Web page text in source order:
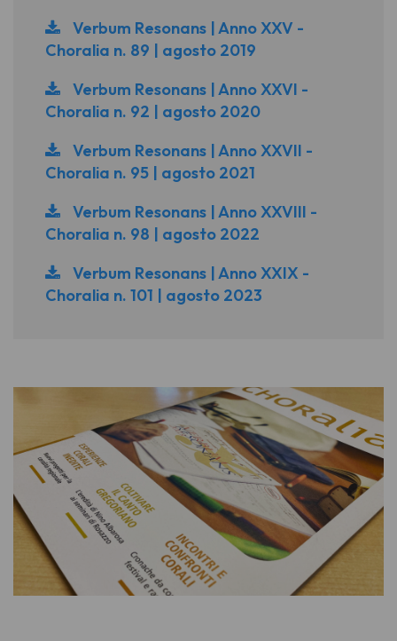
Verbum Resonans | Anno XXV -
Choralia n. 89 | agosto 2019
Verbum Resonans | Anno XXVI -
Choralia n. 92 | agosto 2020
Verbum Resonans | Anno XXVII -
Choralia n. 95 | agosto 2021
Verbum Resonans | Anno XXVIII -
Choralia n. 98 | agosto 2022
Verbum Resonans | Anno XXIX -
Choralia n. 101 | agosto 2023